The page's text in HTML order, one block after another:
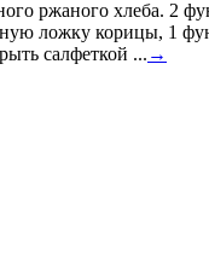
ржаного хлеба. 2
ложку корицы, 1
салфеткой ... →